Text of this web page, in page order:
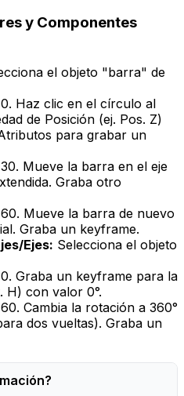
y Componentes
el objeto "barra" de
Haz clic en el círculo al
de Posición (ej. Pos. Z)
para grabar un
Mueve la barra en el eje
Graba otro
Mueve la barra de nuevo
Graba un keyframe.
Ejes: Selecciona el objeto
Graba un keyframe para la
H) con valor 0°.
Cambia la rotación a 360°
dos vueltas). Graba un